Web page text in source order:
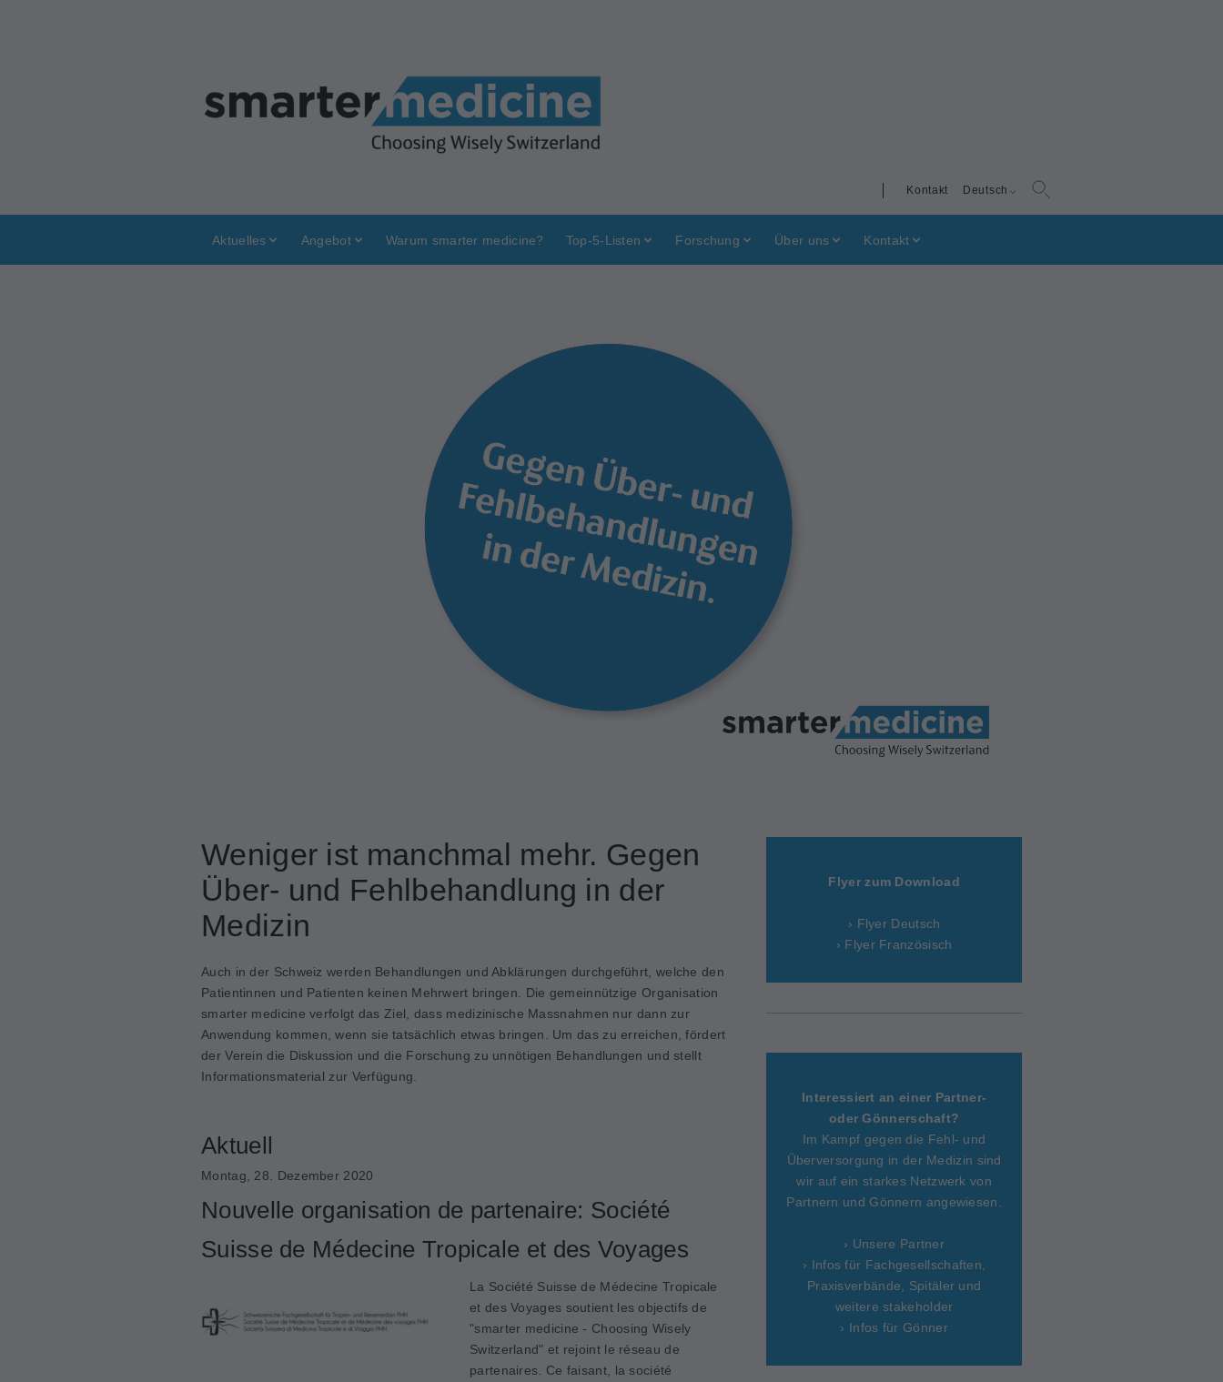
Deutsch
Kontakt
Aktuelles Angebot Warum smarter medicine? Top-5-Listen Forschung Über uns Kontakt
Weniger ist manchmal mehr. Gegen
Über- und Fehlbehandlung in der
Medizin
Auch in der Schweiz werden Behandlungen und Abklärungen durchgeführt, welche den
Patientinnen und Patienten keinen Mehrwert bringen. Die gemeinnützige Organisation
smarter medicine verfolgt das Ziel, dass medizinische Massnahmen nur dann zur
Anwendung kommen, wenn sie tatsächlich etwas bringen. Um das zu erreichen, fördert
der Verein die Diskussion und die Forschung zu unnötigen Behandlungen und stellt
Informationsmaterial zur Verfügung.
Aktuell
Montag, 28. Dezember 2020
Nouvelle organisation de partenaire: Société
Suisse de Médecine Tropicale et des Voyages
La Société Suisse de Médecine Tropicale
et des Voyages soutient les objectifs de
"smarter medicine - Choosing Wisely
Switzerland" et rejoint le réseau de
partenaires. Ce faisant, la société
Flyer zum Download
› Flyer Deutsch
› Flyer Französisch
Interessiert an einer Partner-
oder Gönnerschaft?
Im Kampf gegen die Fehl- und
Überversorgung in der Medizin sind
wir auf ein starkes Netzwerk von
Partnern und Gönnern angewiesen.
› Unsere Partner
› Infos für Fachgesellschaften,
Praxisverbände, Spitäler und
weitere stakeholder
› Infos für Gönner